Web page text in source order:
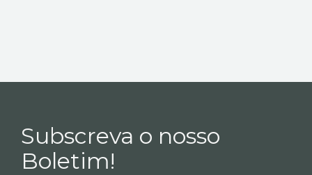
Subscreva o nosso
Boletim!